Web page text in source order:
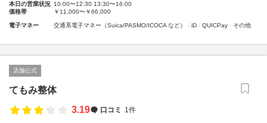
本日の営業状況 10:00〜12:30 13:30〜16:00
価格帯
￥11,000〜￥66,000
電子マネー 交通系電子マネー（Suica/PASMO/ICOCA など） iD QUICPay その他
店舗公式
てもみ整体
3.19
口コミ 1件